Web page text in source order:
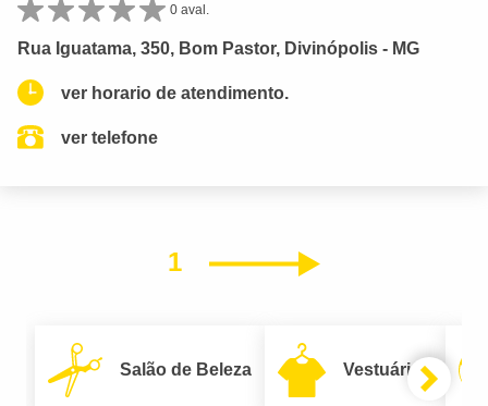
0 aval.
Rua Iguatama, 350, Bom Pastor, Divinópolis - MG
ver horario de atendimento.
ver telefone
1 Próximo
Salão de Beleza Vestuário